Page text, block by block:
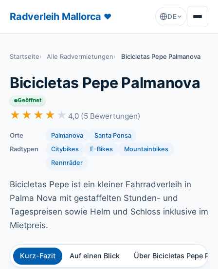
Radverleih Mallorca ♥ DE
Startseite Alle Radvermietungen Bicicletas Pepe Palmanova
Bicicletas Pepe Palmanova
Geöffnet
★★★★★
★★★★★ 4,0 (5 Bewertungen)
Orte Palmanova Santa Ponsa
Radtypen Citybikes E-Bikes
Mountainbikes
Rennräder
Bicicletas Pepe ist ein kleiner Fahrradverleih in
Palma Nova mit gestaffelten Stunden- und
Tagespreisen sowie Helm und Schloss inklusive im
Mietpreis.
Kurz-Fazit Auf einen Blick Über Bicicletas Pepe